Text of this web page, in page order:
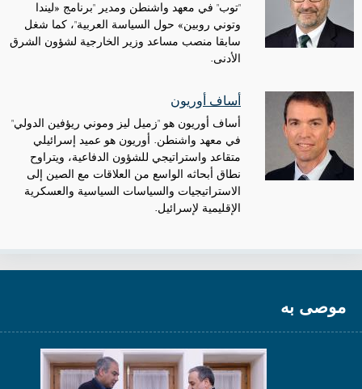
"توب" في معهد واشنطن ومدير "برنامج «ليندا
وتوني روبين» حول السياسة العربية"، كما شغل
سابقا منصب مساعد وزير الخارجية لشؤون الشرق
الأدنى.
أساف أوريون
أساف أوريون هو "زميل ليز وموني ريؤفين الدولي"
في معهد واشنطن. أوريون هو عميد إسرائيلي
متقاعد واستراتيجي للشؤون الدفاعية، ويتراوح
نطاق أبحاثه الواسع من العلاقات مع الصين إلى
الاستراتيجيات والسياسات السياسية والعسكرية
الإقليمية لإسرائيل.
موصى به